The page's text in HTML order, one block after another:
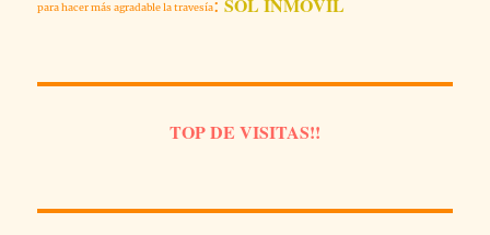
QUE
CONTARON
para hacer más agradable la travesía:SOL INMÓVIL
TOP DE VISITAS!!